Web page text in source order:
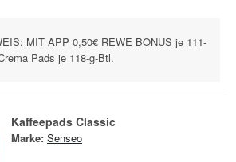
MIT APP 0,50€ REWE BONUS je 111-
Pads je 118-g-Btl.
Kaffeepads Classic
Marke: Senseo